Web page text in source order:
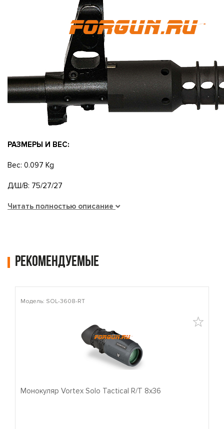
РАЗМЕРЫ И ВЕС:
Вес: 0.097 Kg
Д/Ш/В: 75/27/27
Читать полностью описание
Рекомендуемые
Модель: SOL-3608-RT
Монокуляр Vortex Solo Tactical R/T 8x36